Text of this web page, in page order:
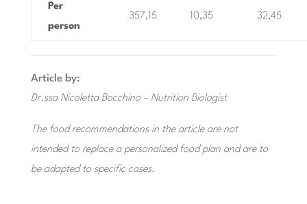
Per
person
357,15 10,35 32,45
Article by:
Dr.ssa Nicoletta Bocchino– Nutrition Biologist
The food recommendations in the article are not
intended to replace a personalized food plan and are to
be adapted to specific cases.